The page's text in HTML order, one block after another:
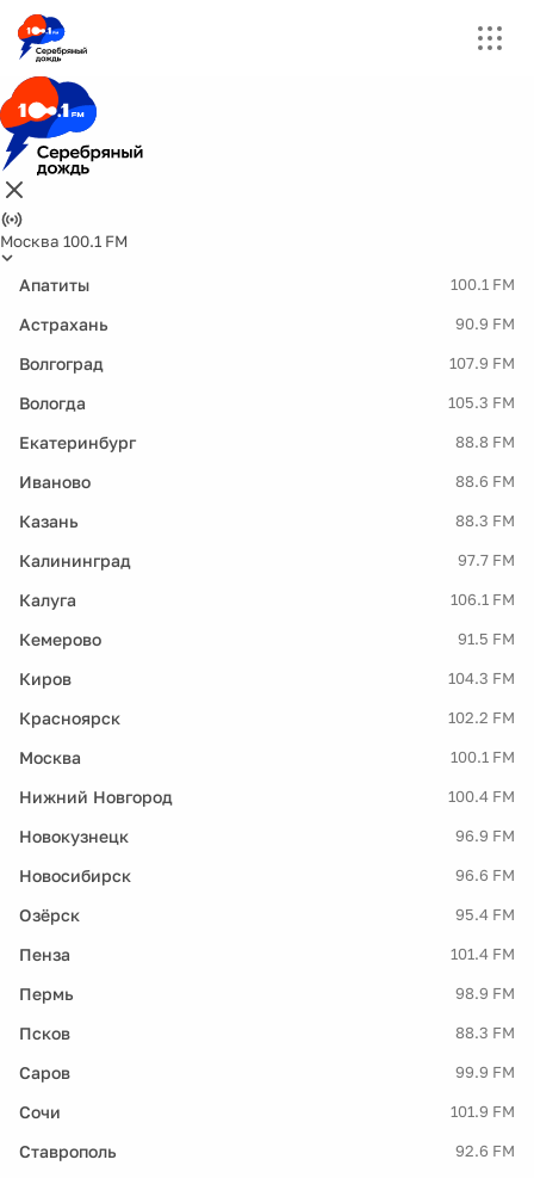
Москва 100.1 FM
Апатиты 100.1 FM
Астрахань 90.9 FM
Волгоград 107.9 FM
Вологда 105.3 FM
Екатеринбург 88.8 FM
Иваново 88.6 FM
Казань 88.3 FM
Калининград 97.7 FM
Калуга 106.1 FM
Кемерово 91.5 FM
Киров 104.3 FM
Красноярск 102.2 FM
Москва 100.1 FM
Нижний Новгород 100.4 FM
Новокузнецк 96.9 FM
Новосибирск 96.6 FM
Озёрск 95.4 FM
Пенза 101.4 FM
Пермь 98.9 FM
Псков 88.3 FM
Саров 99.9 FM
Сочи 101.9 FM
Ставрополь 92.6 FM